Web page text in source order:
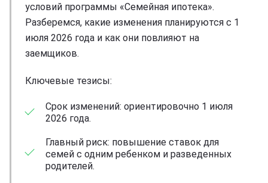
условий программы «Семейная ипотека».
Разберемся, какие изменения планируются с 1
июля 2026 года и как они повлияют на
заемщиков.
Ключевые тезисы:
Срок изменений: ориентировочно 1 июля
2026 года.
Главный риск: повышение ставок для
семей с одним ребенком и разведенных
родителей.